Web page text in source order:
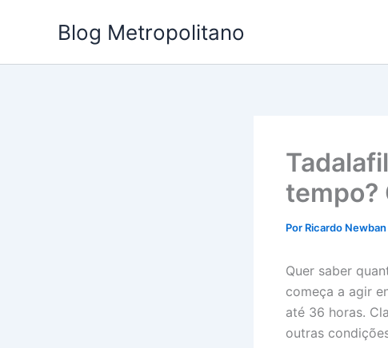
Blog Metropolitano
tempo?
Por Ricardo Newban
Quer saber
começa a agir
até 36 horas.
outras